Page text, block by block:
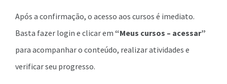
Após a confirmação, o acesso aos cursos é imediato.
Basta fazer login e clicar em “Meus cursos – acessar”
para acompanhar o conteúdo, realizar atividades e
verificar seu progresso.